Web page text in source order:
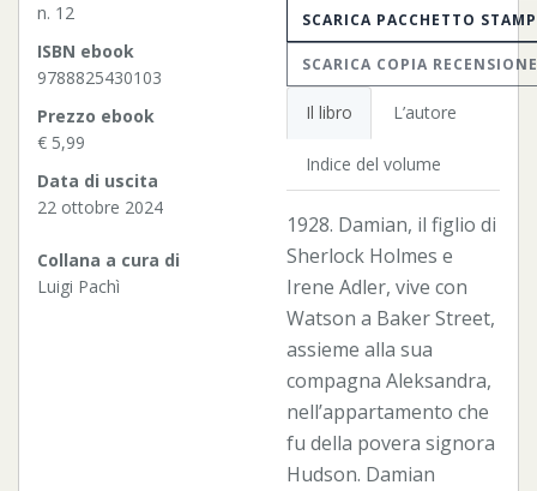
n. 12
ISBN ebook
9788825430103
Prezzo ebook
€ 5,99
Data di uscita
22 ottobre 2024
Collana a cura di
Luigi Pachì
SCARICA PACCHETTO
SCARICA COPIA RECENSIONE
Il libro L’autore
Indice del volume
1928. Damian, il figlio di
Sherlock Holmes e
Irene Adler, vive con
Watson a Baker Street,
assieme alla sua
compagna Aleksandra,
nell’appartamento che
fu della povera signora
Hudson. Damian